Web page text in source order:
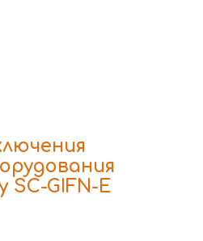
SC-GIFN-E